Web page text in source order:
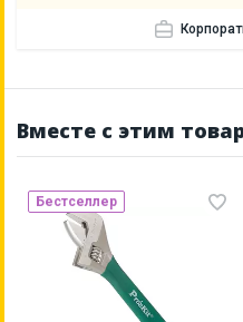
Вместе с этим
Бестселлер